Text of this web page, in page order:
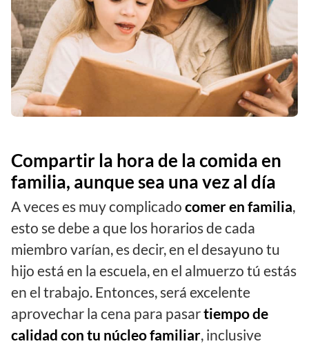
Compartir la hora de la comida en
familia, aunque sea una vez al día
A veces es muy complicado comer en familia,
esto se debe a que los horarios de cada
miembro varían, es decir, en el desayuno tu
hijo está en la escuela, en el almuerzo tú estás
en el trabajo. Entonces, será excelente
aprovechar la cena para pasartiempo de
calidad con tu núcleo familiar, inclusive